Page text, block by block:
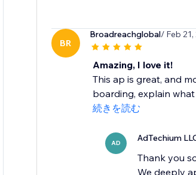
BR
Broadreachglobal/ Feb
Amazing, I love it!
This ap is great, and
boarding, explain
続きを読む
AD AdTechium
Thank you
We deeply